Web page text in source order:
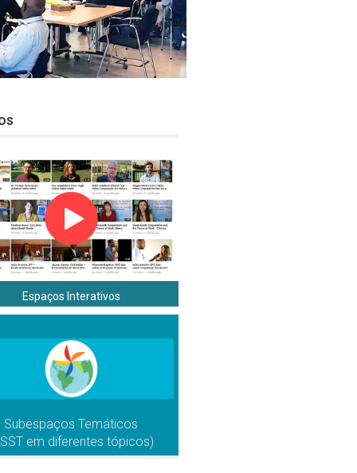
Espaços Interativos
Subespaços Temáticos
em diferentes tópicos)